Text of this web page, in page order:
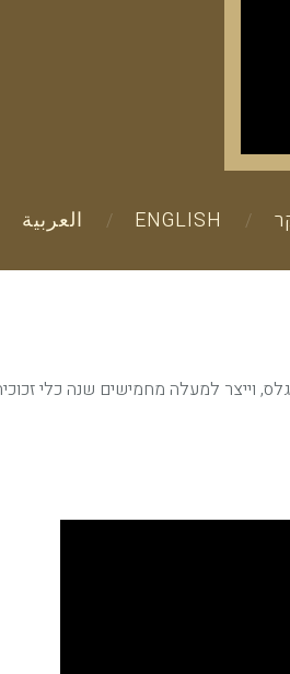
ENGLISH العربية
לניפוח זכוכית נקר גלס, וייצר למעלה מחמישים